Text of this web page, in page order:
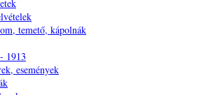
temető, kápolnák
1913
események